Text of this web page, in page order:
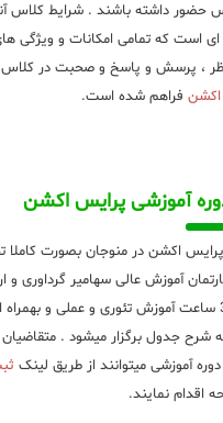
حضور داشته باشند . شرایط کلاس
ای است که تمامی امکانات و ویژگی
، پرسش و پاسخ و صحبت در کلاس
اکشن فراهم شده است.
دوره آموزشی پرایس اکشن
اکشن در منوجان بصورت
آموزش عالی سهامیر گرداوری و
به شرح جدول برگزار میشود .
آموزشی میتوانند از طریق لینک
اقدام نمایند.